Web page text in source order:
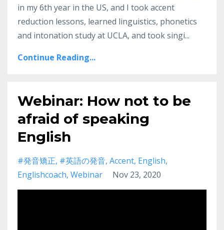
in my 6th year in the US, and I took accent
reduction lessons, learned linguistics, phonetics
and intonation study at UCLA, and took singi...
Continue Reading...
Webinar: How not to be
afraid of speaking
English
#発音矯正 #英語の発音 Accent English
Englishcoach Webinar Nov 23, 2020